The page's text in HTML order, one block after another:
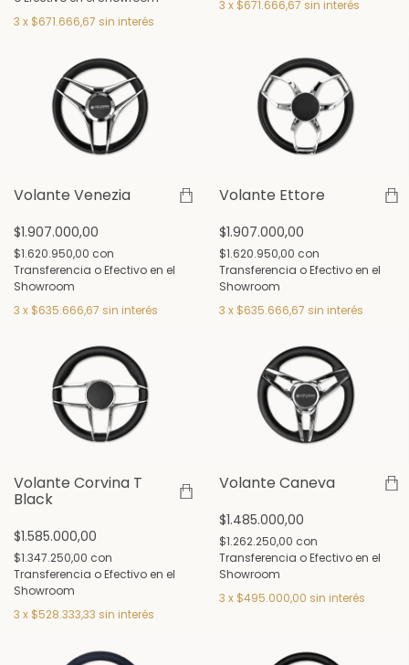
3 x $671.666,67 sin interés
3 x $671.666,67 sin interés
Volante Venezia
$1.907.000,00
$1.620.950,00 con
Transferencia o Efectivo en el
Showroom
3 x $635.666,67 sin interés
Volante Ettore
$1.907.000,00
$1.620.950,00 con
Transferencia o Efectivo en el
Showroom
3 x $635.666,67 sin interés
Volante Corvina T
Black
$1.585.000,00
$1.347.250,00 con
Transferencia o Efectivo en el
Showroom
3 x $528.333,33 sin interés
Volante Caneva
$1.485.000,00
$1.262.250,00 con
Transferencia o Efectivo en el
Showroom
3 x $495.000,00 sin interés